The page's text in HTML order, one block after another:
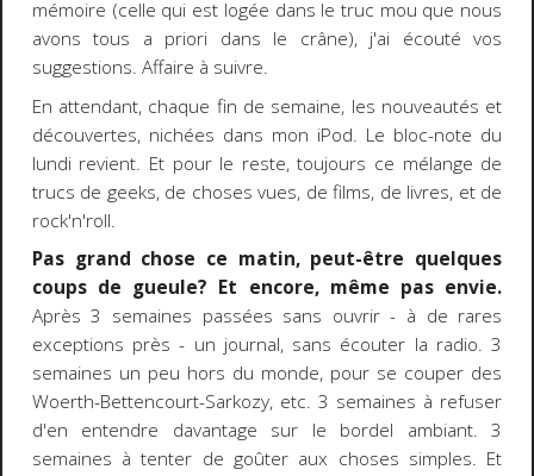
mémoire (celle qui est logée dans le truc mou que nous
avons tous a priori dans le crâne), j'ai écouté vos
suggestions. Affaire à suivre.
En attendant, chaque fin de semaine, les nouveautés et
découvertes, nichées dans mon iPod. Le bloc-note du
lundi revient. Et pour le reste, toujours ce mélange de
trucs de geeks, de choses vues, de films, de livres, et de
rock'n'roll.
Pas grand chose ce matin, peut-être quelques
coups de gueule? Et encore, même pas envie.
Après 3 semaines passées sans ouvrir - à de rares
exceptions près - un journal, sans écouter la radio. 3
semaines un peu hors du monde, pour se couper des
Woerth-Bettencourt-Sarkozy, etc. 3 semaines à refuser
d'en entendre davantage sur le bordel ambiant. 3
semaines à tenter de goûter aux choses simples. Et